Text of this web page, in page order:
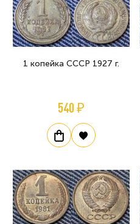
1 копейка СССР 1927 г.
540 ₽